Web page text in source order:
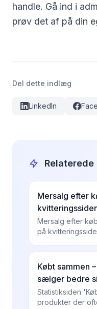
handle. Gå ind i
prøv det af på din
Del dette indlæg
LinkedIn
Mersalg efter
Mersalg efter
på
vælger
Købt sammen
sælger bedre
Statistiksiden
produkter der